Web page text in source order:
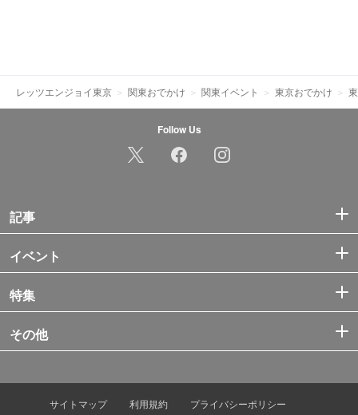
レッツエンジョイ東京 関東おでかけ 関東イベント 東京おでかけ
Follow Us
記事
イベント
特集
その他
サイトマップ 利用規約 プライバシーポリシー